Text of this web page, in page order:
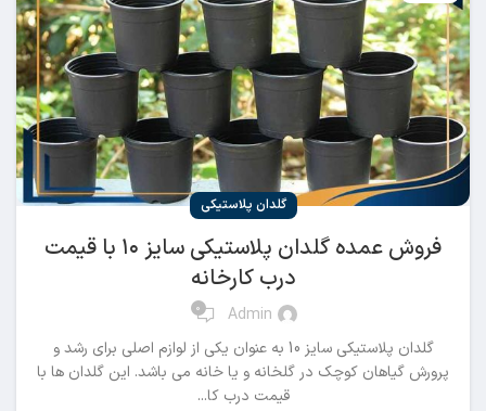
گلدان پلاستیکی
فروش عمده گلدان پلاستیکی سایز ۱۰ با قیمت
درب کارخانه
Admin
0
گلدان پلاستیکی سایز 10 به عنوان یکی از لوازم اصلی برای رشد و
پرورش گیاهان کوچک در گلخانه و یا خانه می باشد. این گلدان ها با
قیمت درب کا...